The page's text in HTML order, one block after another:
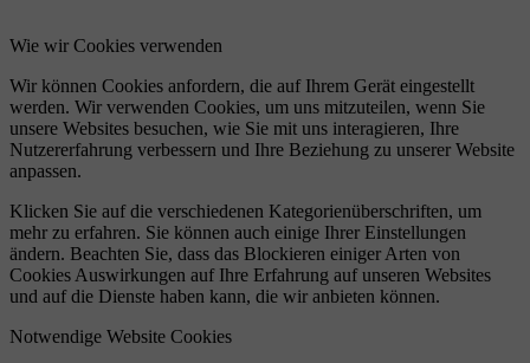
Wie wir Cookies verwenden
Wir können Cookies anfordern, die auf Ihrem Gerät eingestellt
werden. Wir verwenden Cookies, um uns mitzuteilen, wenn Sie
unsere Websites besuchen, wie Sie mit uns interagieren, Ihre
Nutzererfahrung verbessern und Ihre Beziehung zu unserer Website
anpassen.
Klicken Sie auf die verschiedenen Kategorienüberschriften, um
mehr zu erfahren. Sie können auch einige Ihrer Einstellungen
ändern. Beachten Sie, dass das Blockieren einiger Arten von
Cookies Auswirkungen auf Ihre Erfahrung auf unseren Websites
und auf die Dienste haben kann, die wir anbieten können.
Notwendige Website Cookies